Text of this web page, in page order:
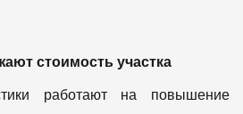
стоимость участка
работают на повышение